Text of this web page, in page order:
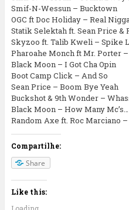
Smif-N-Wessun – Bucktown
OGC ft Doc Holiday – Real
Statik Selektah ft. Sean Price
Skyzoo ft. Talib Kweli – Spike
Pharoahe Monch ft Mr. Porter
Black Moon – I Got Cha Opin
Boot Camp Click – And So
Sean Price – Boom Bye Yeah
Buckshot & 9th Wonder –
Black Moon – How Many Mc’s…
Random Axe ft. Roc Marciano
Compartilhe:
Share
Like this: